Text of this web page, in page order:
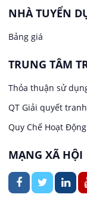
Lễ tân
May mặc
Ngân hàng
Nhà hàng /
Việc làm tại
Việc làm tại Thới
Việc làm tại
Việc làm tại
Việc làm tại Vị
NHÀ TUYỂN
Bảng giá
TRUNG TÂM
Thỏa thuận sử
QT Giải quyết
Quy Chế Hoạt Động
MẠNG XÃ HỘI